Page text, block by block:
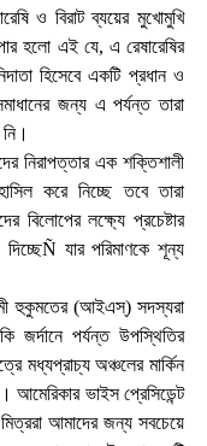
ও বিরাট ব্যয়ের মুখোমুখি
হলো এই যে, এ রেষারেষির
হিসেবে একটি প্রধান ও
জন্য এ পর্যন্ত তারা
নিরাপত্তার এক শক্তিশালী
করে নিচ্ছে তবে তারা
বিলোপের লক্ষ্যে প্রচেষ্টার
যার পরিমাণকে শূন্য
হুকুমতের (আইএস্) সদস্যরা
জর্দানে পর্যন্ত উপস্থিতির
মধ্যপ্রাচ্য অঞ্চলের মার্কিন
ভাইস প্রেসিডেন্ট
আমাদের জন্য সবচেয়ে